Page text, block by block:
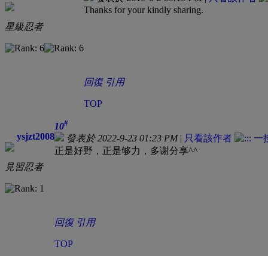
星級忍者
Thanks for your kindly sharing.
回復 引用
TOP
ysjzt2008
見習忍者
10#
發表於 2022-9-23 01:23 PM| 只看該作者
正是好野，正是够力，多谢分享^^
回復 引用
TOP